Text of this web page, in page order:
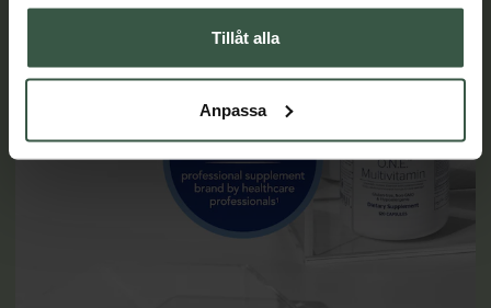
Tillåt alla
Anpassa